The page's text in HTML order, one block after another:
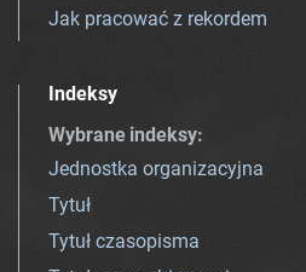
Jak pracować z rekordem
Indeksy
Wybrane indeksy:
Jednostka organizacyjna
Tytuł
Tytuł czasopisma